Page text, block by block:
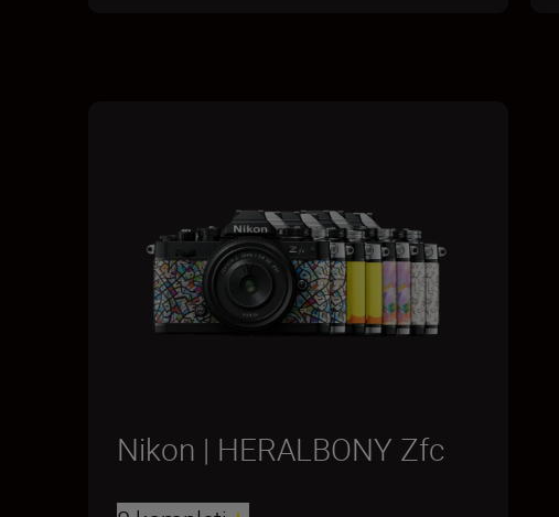
Nikon | HERALBONY Zfc